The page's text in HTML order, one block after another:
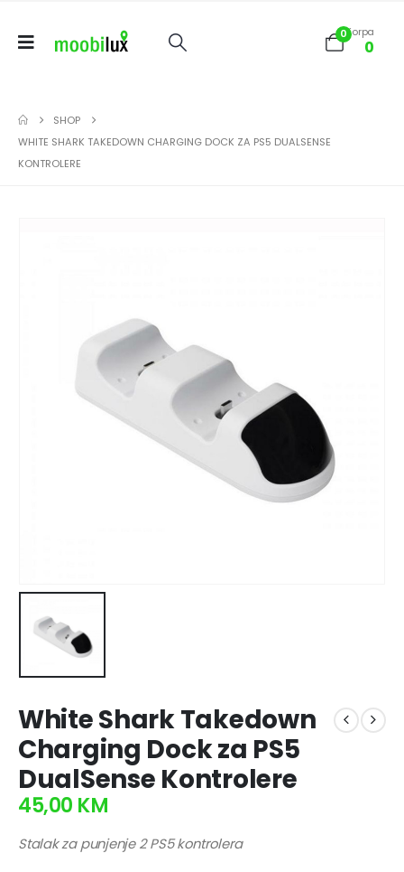
0Korpa
0
SHOP
WHITE SHARK TAKEDOWN CHARGING DOCK ZA PS5 DUALSENSE
KONTROLERE
White Shark Takedown
Charging Dock za PS5
DualSense Kontrolere
45,00 KM
Stalak za punjenje 2 PS5 kontrolera